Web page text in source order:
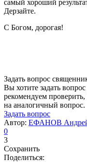
самый хороший
Дерзайте.
С Богом, дорогая!
Задать вопрос
Вы хотите задать
рекомендуем
на аналогичный вопрос.
Задать вопрос
Автор: ЕФАНОВ
0
3
Сохранить
Поделиться: